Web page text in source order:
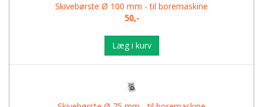
Skivebørste Ø 100 mm - til boremaskine
50,-
Læg i kurv